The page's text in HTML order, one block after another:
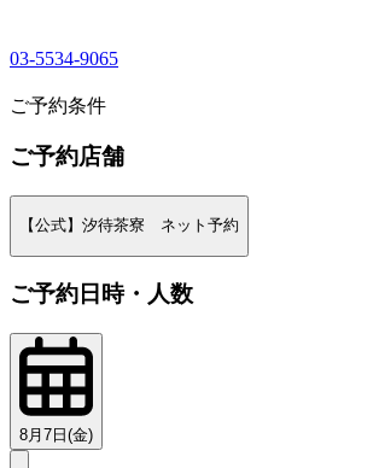
03-5534-9065
ご予約条件
ご予約店舗
【公式】汐待茶寮 ネット予約
ご予約日時・人数
8月7日(金)